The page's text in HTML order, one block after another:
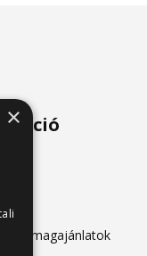
csomagajánlatok
×